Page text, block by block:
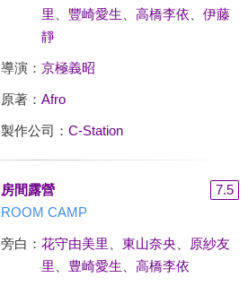
里
豐崎愛生 高橋李依
伊藤
靜
導演： 京極義昭
原著： Afro
製作公司： C-Station
房間露營
7.5
ROOM CAMP
旁白： 花守由美里 東山奈央、
原紗友
里
豊崎愛生 高橋李依